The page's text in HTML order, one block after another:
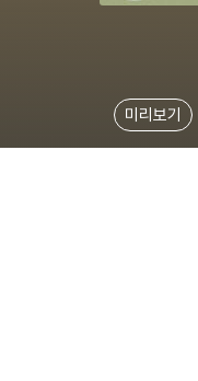
미리보기